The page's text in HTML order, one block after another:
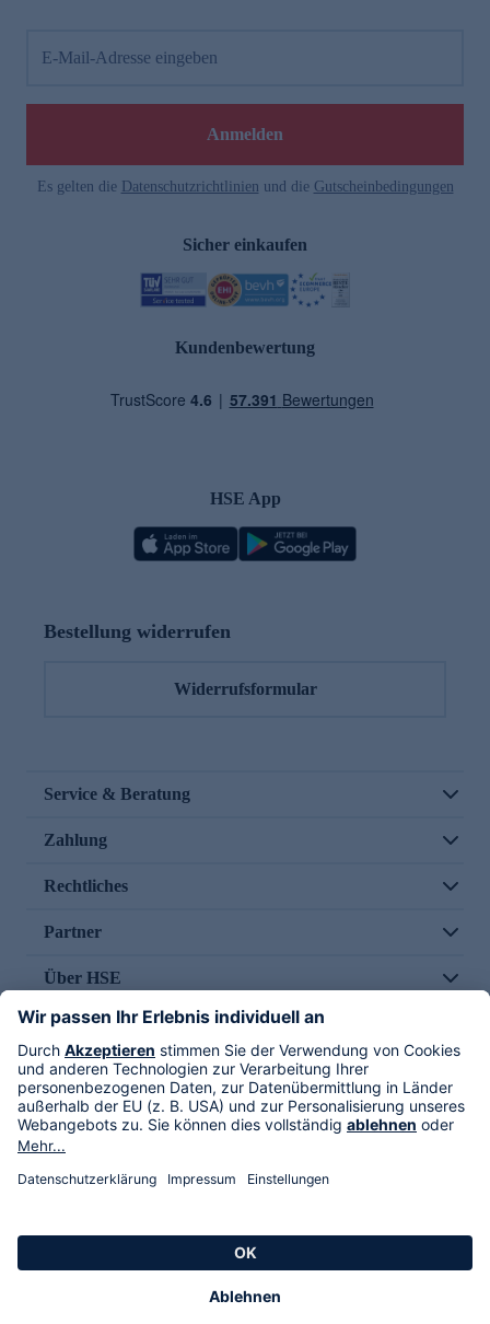
E-Mail-Adresse eingeben
Anmelden
Es gelten die Datenschutzrichtlinien und die Gutscheinbedingungen
Sicher einkaufen
Kundenbewertung
HSE App
Bestellung widerrufen
Widerrufsformular
Service & Beratung
Zahlung
Rechtliches
Partner
Über HSE
Im TV
HSE International